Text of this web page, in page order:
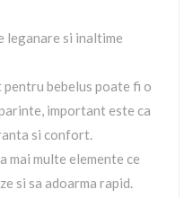
leganare si inaltime
bebelus poate fi o
important este ca
si confort.
mai multe elemente ce
si sa adoarma rapid.